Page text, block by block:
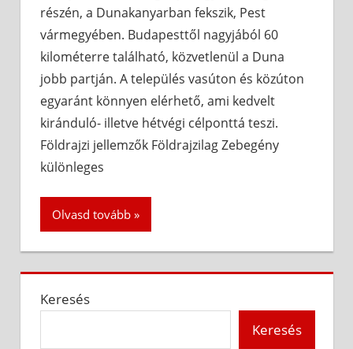
részén, a Dunakanyarban fekszik, Pest
vármegyében. Budapesttől nagyjából 60
kilométerre található, közvetlenül a Duna
jobb partján. A település vasúton és közúton
egyaránt könnyen elérhető, ami kedvelt
kiránduló- illetve hétvégi célponttá teszi.
Földrajzi jellemzők Földrajzilag Zebegény
különleges
Olvasd tovább
Keresés
Keresés